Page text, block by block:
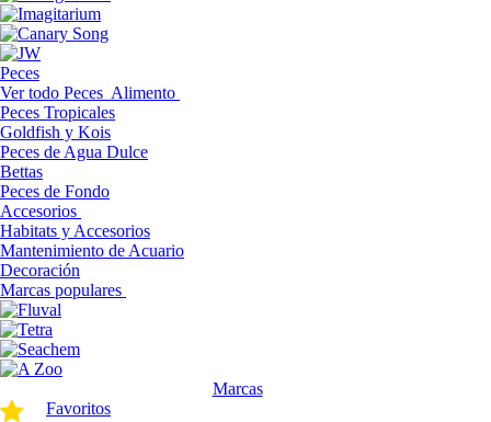
Peces
Ver todo Peces Alimento
Peces Tropicales
Goldfish y Kois
Peces de Agua Dulce
Bettas
Peces de Fondo
Accesorios
Habitats y Accesorios
Mantenimiento de Acuario
Decoración
Marcas populares
Marcas
Favoritos